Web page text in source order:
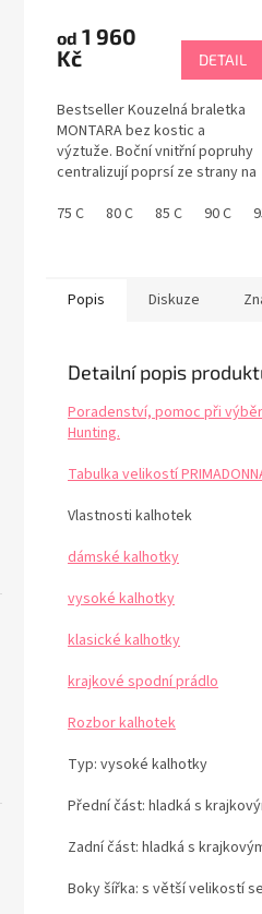
od 1 960
Kč
DETAIL
Bestseller Kouzelná braletka
MONTARA bez kostic a
výztuže. Boční vnitřní popruhy
centralizují poprsí ze strany na
příjemném materiálu. Vnitřní
posazená blíže ke krku, aby se
75 C 80 C 85 C 90 C
Popis Diskuze
Detailní popis
Poradenství, pomoc při
Hunting.
Tabulka velikostí
Vlastnosti kalhotek
dámské kalhotky
vysoké kalhotky
klasické kalhotky
krajkové spodní prádlo
Rozbor kalhotek
Typ: vysoké kalhotky
Přední část: hladká s
Zadní část: hladká s
Bokyšířka: s větší velikostí